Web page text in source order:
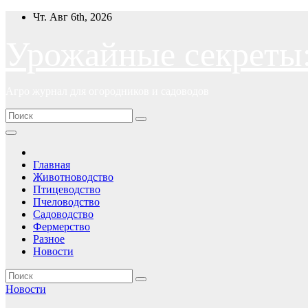
ПерейтиЧт. Авг 6th, 2026
Главная
Животноводство
Птицеводство
Пчеловодство
Садоводство
Фермерство
Разное
Новости
Новости